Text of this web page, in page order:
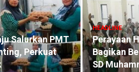
HEADLINE
Pencuri Pintu Besi
Polsek Tanjung Morawa